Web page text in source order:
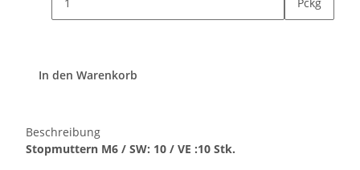
In den Warenkorb
Beschreibung
Stopmuttern M6 / SW: 10 / VE :10 Stk.